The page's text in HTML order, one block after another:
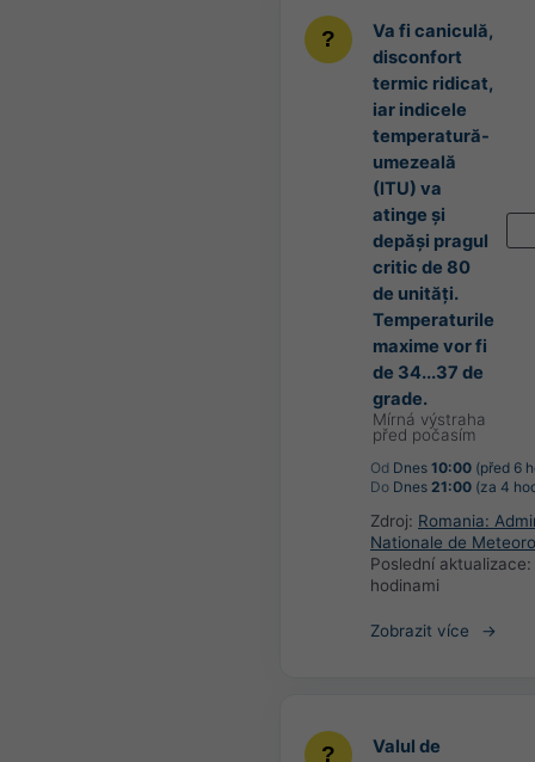
Va fi caniculă,
disconfort
termic ridicat,
iar indicele
temperatură-
umezeală
(ITU) va
atinge și
depăși pragul
critic de 80
de unități.
Temperaturile
maxime vor fi
de 34...37 de
grade.
Mírná výstraha
před počasím
Od Dnes 10:00 (před 6
Do Dnes 21:00 (za 4
Zdroj: Romania:
Nationale de
Poslední aktualizace:
hodinami
Zobrazit více
Valul de